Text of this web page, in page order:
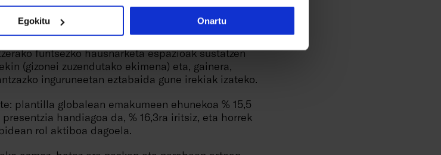
Egokitu Onartu
bat da. Gainera taldeko enpresa guztiek
ahalegin horien zati bat, besteak beste,
espezializatutako prestakuntzara
funtsezko hausnarketa espazioak sustatzen
(gizonei zuzendutako ekimena) eta, gainera,
inguruneetan eztabaida gune irekiak izateko.
plantilla globalean emakumeen ehunekoa % 15,5
handiagoa da, % 16,3ra iritsiz, eta horrek
rol aktiboa dagoela.